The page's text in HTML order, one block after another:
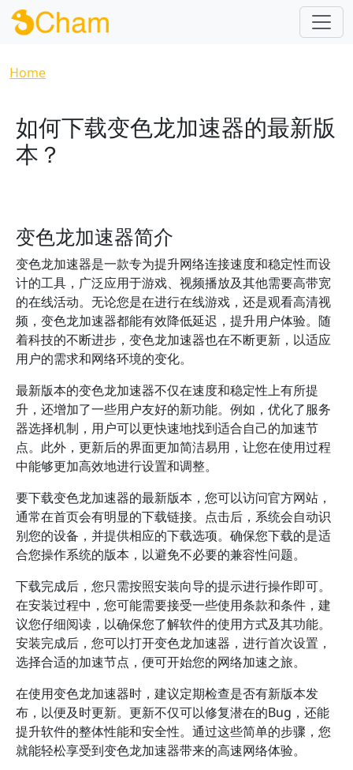
Skip to main content
Breadcrumb
Home
如何下载变色龙加速器的最新版
本？
变色龙加速器简介
变色龙加速器是一款专为提升网络连接速度和稳定性而设
计的工具，广泛应用于游戏、视频播放及其他需要高带宽
的在线活动。无论您是在进行在线游戏，还是观看高清视
频，变色龙加速器都能有效降低延迟，提升用户体验。随
着科技的不断进步，变色龙加速器也在不断更新，以适应
用户的需求和网络环境的变化。
最新版本的变色龙加速器不仅在速度和稳定性上有所提
升，还增加了一些用户友好的新功能。例如，优化了服务
器选择机制，用户可以更快速地找到适合自己的加速节
点。此外，更新后的界面更加简洁易用，让您在使用过程
中能够更加高效地进行设置和调整。
要下载变色龙加速器的最新版本，您可以访问官方网站，
通常在首页会有明显的下载链接。点击后，系统会自动识
别您的设备，并提供相应的下载选项。确保您下载的是适
合您操作系统的版本，以避免不必要的兼容性问题。
下载完成后，您只需按照安装向导的提示进行操作即可。
在安装过程中，您可能需要接受一些使用条款和条件，建
议您仔细阅读，以确保您了解软件的使用方式及其功能。
安装完成后，您可以打开变色龙加速器，进行首次设置，
选择合适的加速节点，便可开始您的网络加速之旅。
在使用变色龙加速器时，建议定期检查是否有新版本发
布，以便及时更新。更新不仅可以修复潜在的Bug，还能
提升软件的整体性能和安全性。通过这些简单的步骤，您
就能轻松享受到变色龙加速器带来的高速网络体验。